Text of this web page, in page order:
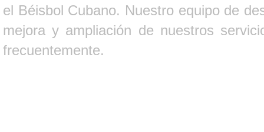
el Béisbol Cubano. Nuestro equipo de
mejora y ampliación de nuestros
frecuentemente.